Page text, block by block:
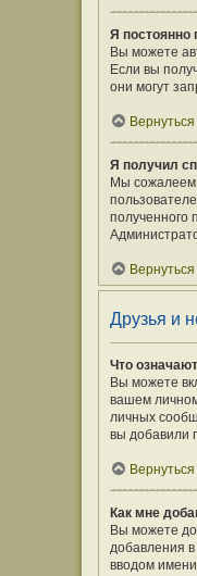
Я
Вы можете
Если вы
они могут
Я получил
Мы сожалеем
полученного
Друзья и
Что
Вы можете
вашем
личных
вы добавили
Как мне
Вы можете
добавления
вводом